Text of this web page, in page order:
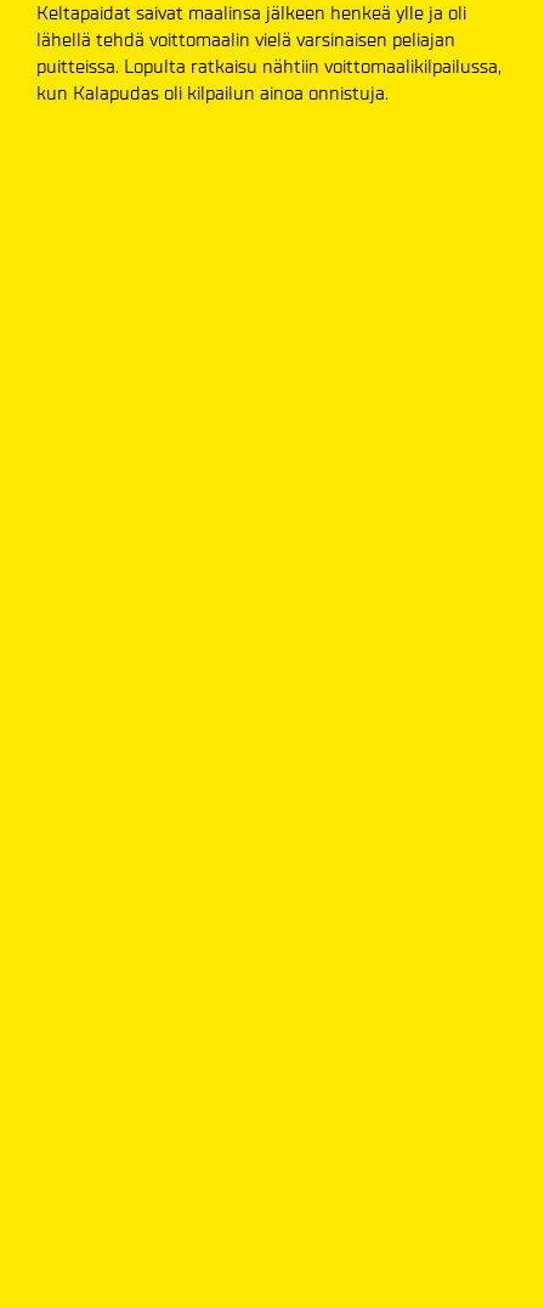
Keltapaidat saivat maalinsa jälkeen henkeä ylle ja oli
lähellä tehdä voittomaalin vielä varsinaisen peliajan
puitteissa. Lopulta ratkaisu nähtiin voittomaalikilpailussa,
kun Kalapudas oli kilpailun ainoa onnistuja.